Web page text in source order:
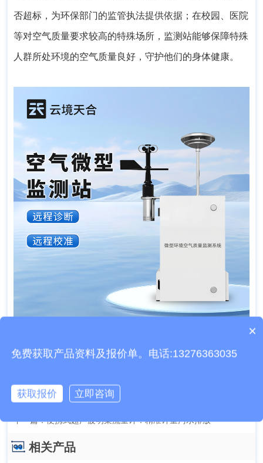
否超标，为环保部门的监管执法提供依据；在校园、医院
等对空气质量要求较高的特殊场所，监测站能够保障特殊
人群所处环境的空气质量良好，守护他们的身体健康。
上一篇：防腐木负氧离子监测站，兼顾美观性与耐用性
下一篇：便携式超声波明渠流量计：精准计量污水排放
相关产品
产品包含安装吗？
×
免费获取产品资料及报价单。电话:13276363035
获取报价 立即咨询